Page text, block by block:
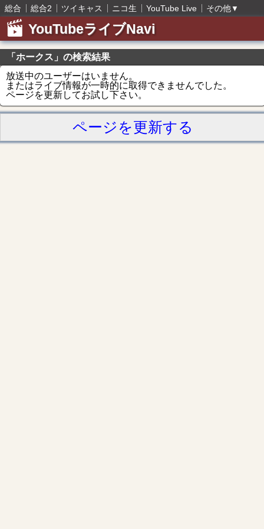
総合 総合2 ツイキャス ニコ生 YouTube Live その他▼
YouTubeライブNavi
「ホークス」の検索結果
放送中のユーザーはいません。
またはライブ情報が一時的に取得できませんでした。
ページを更新してお試し下さい。
ページを更新する